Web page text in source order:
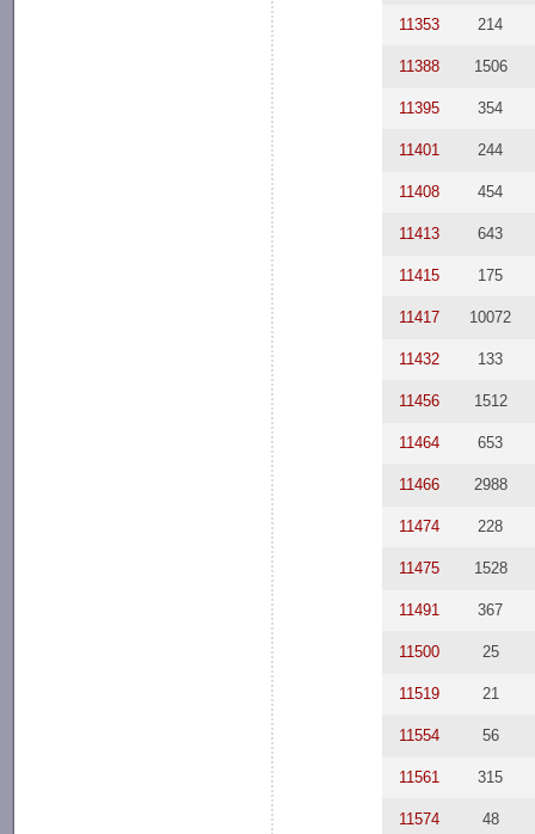
11353 214
11388 1506
11395 354
11401 244
11408 454
11413 643
11415 175
11417 10072
11432 133
11456 1512
11464 653
11466 2988
11474 228
11475 1528
11491 367
11500 25
11519 21
11554 56
11561 315
11574 48